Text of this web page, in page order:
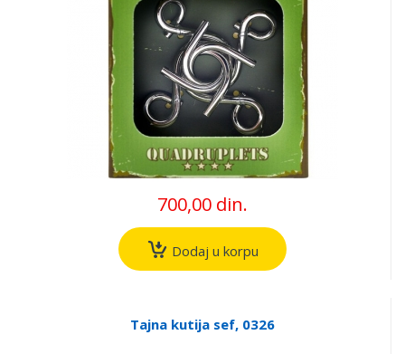
700,00 din.
Dodaj u korpu
Tajna kutija sef, 0326